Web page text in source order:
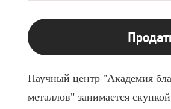
Научный центр "Академия
металлов" занимается